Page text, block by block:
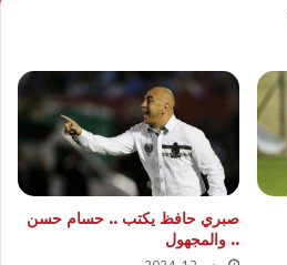
صبري حافظ يكتب .. حسام حسن
.. والمجهول